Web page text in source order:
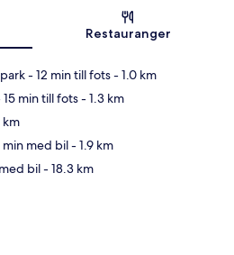
Restauranger
- 12 min till fots- 1.0 km
15 min till fots- 1.3 km
km
min med bil- 1.9 km
bil- 18.3 km